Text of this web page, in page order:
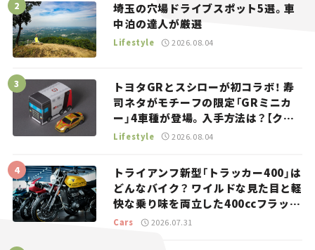
埼玉の穴場ドライブスポット5選。車
中泊の達人が厳選
Lifestyle 2026.08.04
トヨタGRとスシローが初コラボ！ 寿
司ネタがモチーフの限定「GRミニカ
ー」4車種が登場。入手方法は？【クル
マとホビー】
Lifestyle 2026.08.04
トライアンフ新型「トラッカー400」は
どんなバイク？ ワイルドな見た目と軽
快な乗り味を両立した400ccフラット
トラッカー【試乗レビュー】
Cars 2026.07.31